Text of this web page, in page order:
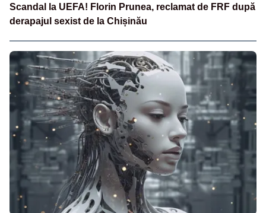
Scandal la UEFA! Florin Prunea, reclamat de FRF după
derapajul sexist de la Chișinău